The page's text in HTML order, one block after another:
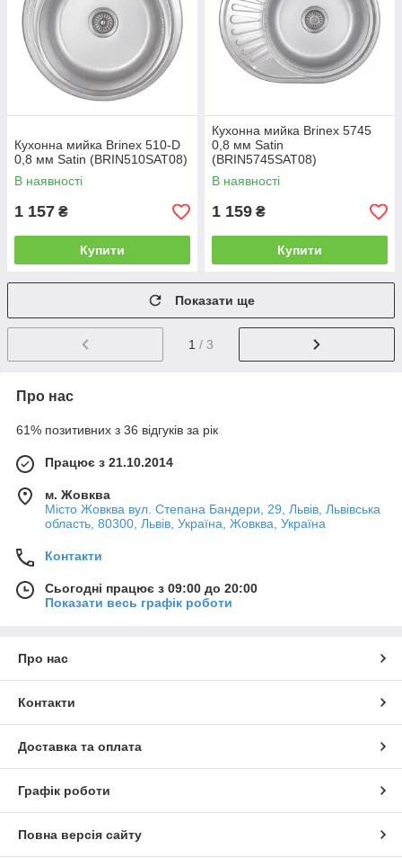
Кухонна мийка Brinex 510-D
0,8 мм Satin (BRIN510SAT08)
В наявності
1 157 ₴
Купити
Кухонна мийка Brinex 5745
0,8 мм Satin
(BRIN5745SAT08)
В наявності
1 159 ₴
Купити
Показати ще
1 / 3
Про нас
61% позитивних з 36 відгуків за рік
Працює з 21.10.2014
м. Жовква
Місто Жовква вул. Степана Бандери, 29, Львів, Львівська
область, 80300, Львів, Україна, Жовква, Україна
Контакти
Сьогодні працює з 09:00 до 20:00
Показати весь графік роботи
Про нас
Контакти
Доставка та оплата
Графік роботи
Повна версія сайту